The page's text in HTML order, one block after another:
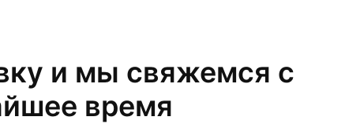
и мы свяжемся с
время